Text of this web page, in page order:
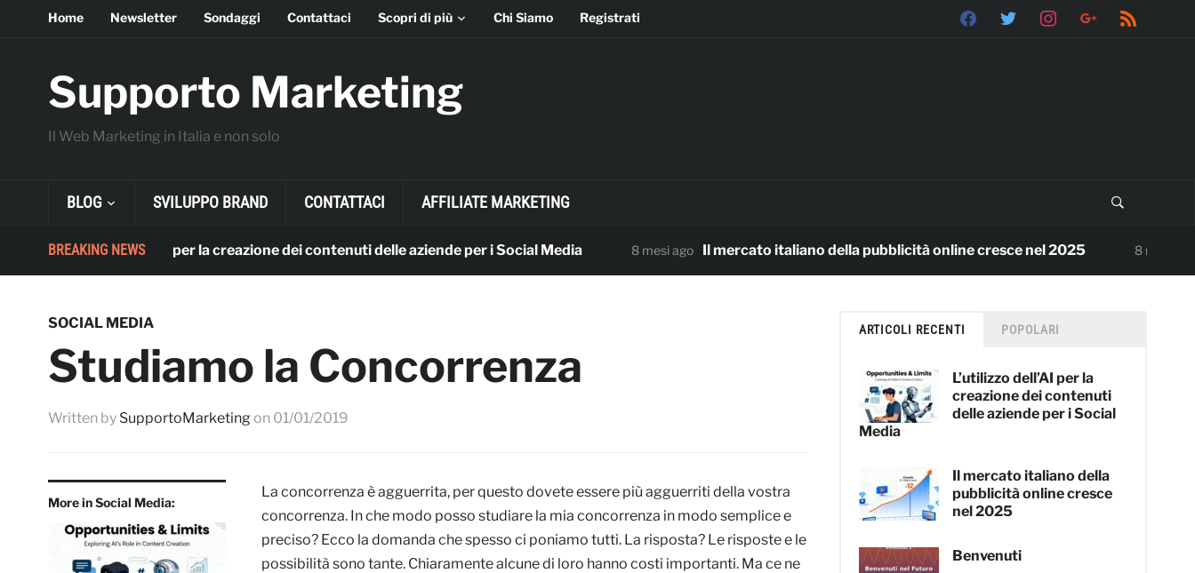
facebooktwitter instagramgoogle rss
Home Newsletter Sondaggi Contattaci Scopri di più Chi Siamo Registrati
Supporto Marketing
Il Web Marketing in Italia e non solo
BLOG SVILUPPO BRAND CONTATTACI AFFILIATE MARKETING
BREAKING NEWS
L’utilizzo dell’AI per la creazione dei contenuti delle aziende per i Social Media 8 mesi ago Il mercato italiano della pubblicità online cresce nel 2025 8 mesi ago
SOCIAL MEDIA
Studiamo la Concorrenza
Written by SupportoMarketingon 01/01/2019
More in Social Media:
La concorrenza è agguerrita, per questo dovete essere più agguerriti della vostra
concorrenza. In che modo posso studiare la mia concorrenza in modo semplice e
preciso? Ecco la domanda che spesso ci poniamo tutti. La risposta? Le risposte e le
possibilità sono tante. Chiaramente alcune di loro hanno costi importanti. Ma ce ne
ARTICOLI RECENTI POPOLARI
L’utilizzo dell’AI per la
creazione dei contenuti
delle aziende per i Social
Media
Il mercato italiano della
pubblicità online cresce
nel 2025
Benvenuti